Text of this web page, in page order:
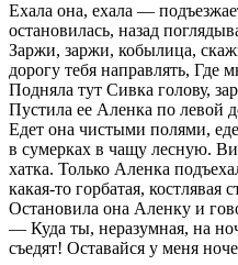
Ехала она, ехала —
остановилась, назад
Заржи, заржи, кобылица,
дорогу тебя направлять, Где
Подняла тут Сивка голову,
Пустила ее Аленка по левой
Едет она чистыми полями,
в сумерках в чащу лесную.
хатка. Только Аленка
какая-то горбатая,
Остановила она Аленку и
— Куда ты, неразумная, на
съедят! Оставайся у меня